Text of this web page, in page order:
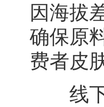
因海拔
确保原
费者皮
线下